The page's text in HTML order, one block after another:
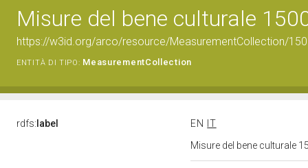
Misure del bene culturale
https://w3id.org/arco/resource/MeasurementCollection/
ENTITÀ DI TIPO: MeasurementCollection
rdfs: label EN
IT
Misure del bene culturale